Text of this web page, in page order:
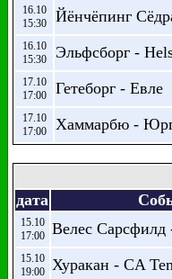
16.10
15:30
Йёнчёпинг
16.10
15:30
Эльфсборг -
17.10
17:00
Гетеборг - Евле
17.10
17:00
Хаммарбю -
дата
15.10
17:00
Велес
15.10
19:00
Хуракан - CA